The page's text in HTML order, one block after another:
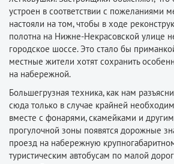
устроен в соответствии с пожеланиями
настояли на том, чтобы в ходе
полотна на Нижне-Некрасовской улице
городское шоссе. Это стало бы
местные жители хотят сохранить
на набережной.
Большегрузная техника, как нам
сюда только в случае крайней
вместе с фонарями, скамейками и
прогулочной зоны появятся дорожные
проезд на набережную
туристическим автобусам по малой